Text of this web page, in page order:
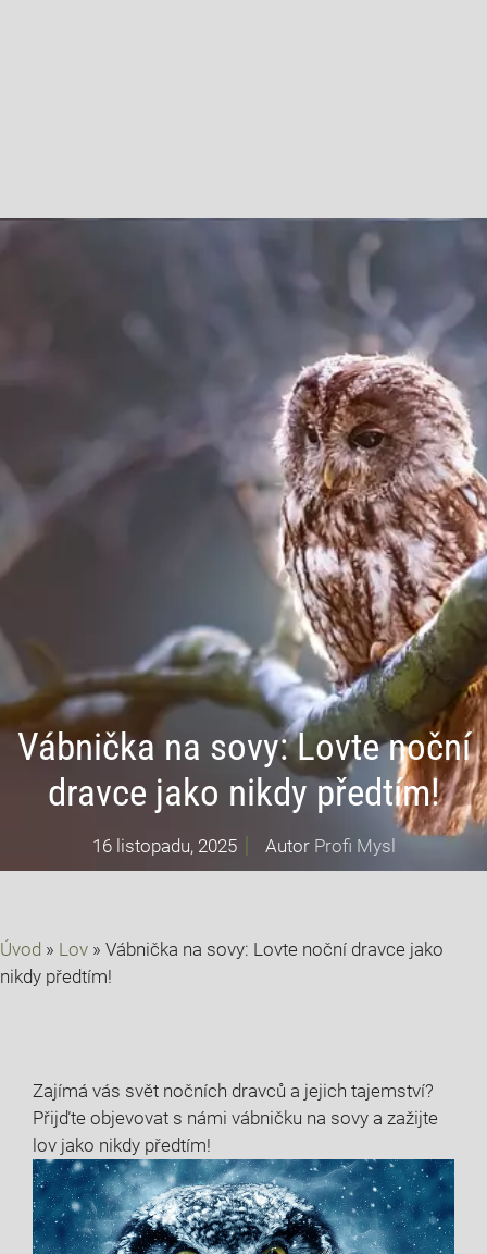
Vábnička na sovy: Lovte noční
dravce jako nikdy předtím!
16 listopadu, 2025 Autor Profi Mysl
Úvod » Lov » Vábnička na sovy: Lovte noční dravce jako
nikdy předtím!
Zajímá⁣ vás svět‌ nočních dravců a jejich tajemství?
Přijďte objevovat s‍ námi vábničku na sovy a zažijte
‌lov jako nikdy‍ předtím!